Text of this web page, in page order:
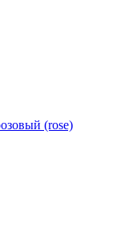
(rose)